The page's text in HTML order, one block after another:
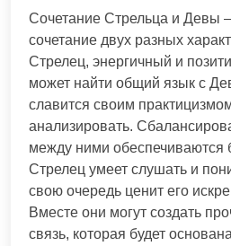
Сочетание Стрельца и Девы
сочетание двух разных
Стрелец, энергичный и
может найти общий язык с
славится своим
анализировать.
между ними обеспечиваются
Стрелец умеет слушать и
свою очередь ценит его
Вместе они могут создать
связь, которая будет